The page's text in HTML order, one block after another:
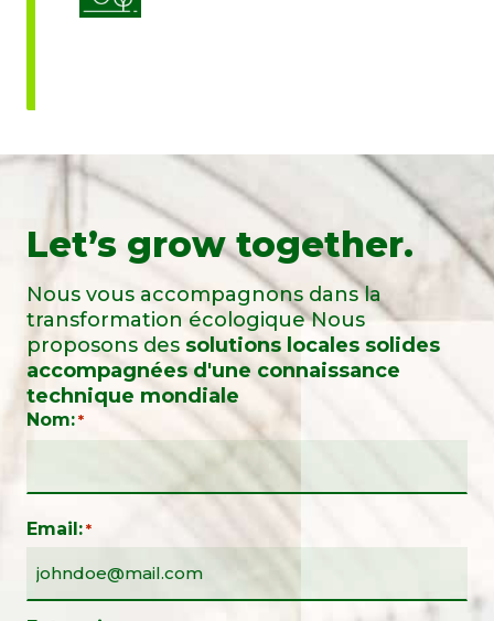
Let’s grow together.
Nous vous accompagnons dans la
transformation écologique Nous
proposons des solutions locales solides
accompagnées d'une connaissance
technique mondiale
Nom: *
Email: *